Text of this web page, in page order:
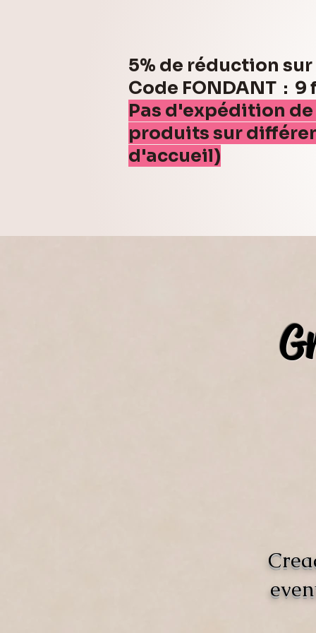
5% de réduction
Code FONDANT : 9
Pas d'expédition
produits sur
d'accueil)